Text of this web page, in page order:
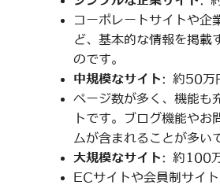
コーポレートサイトや企
ど、基本的な情報を掲載
のです。
中規模なサイト: 約50万
ページ数が多く、機能も
トです。ブログ機能やお
ムが含まれることが多い
大規模なサイト: 約100
ECサイトや会員制サイ